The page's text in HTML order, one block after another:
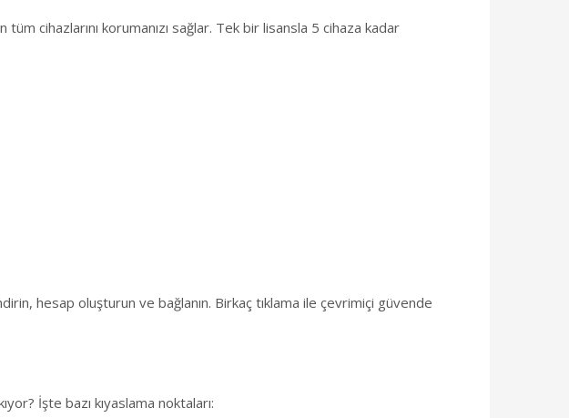
cihazlarını korumanızı sağlar. Tek bir lisansla 5 cihaza kadar
hesap oluşturun ve bağlanın. Birkaç tıklama ile çevrimiçi güvende
İşte bazı kıyaslama noktaları: